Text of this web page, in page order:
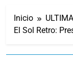
Inicio
El Sol Retro: